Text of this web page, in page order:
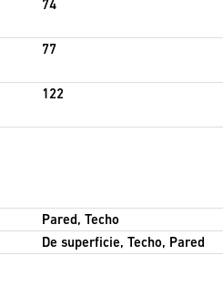
74
77
122
Pared, Techo
De superficie, Techo, Pared